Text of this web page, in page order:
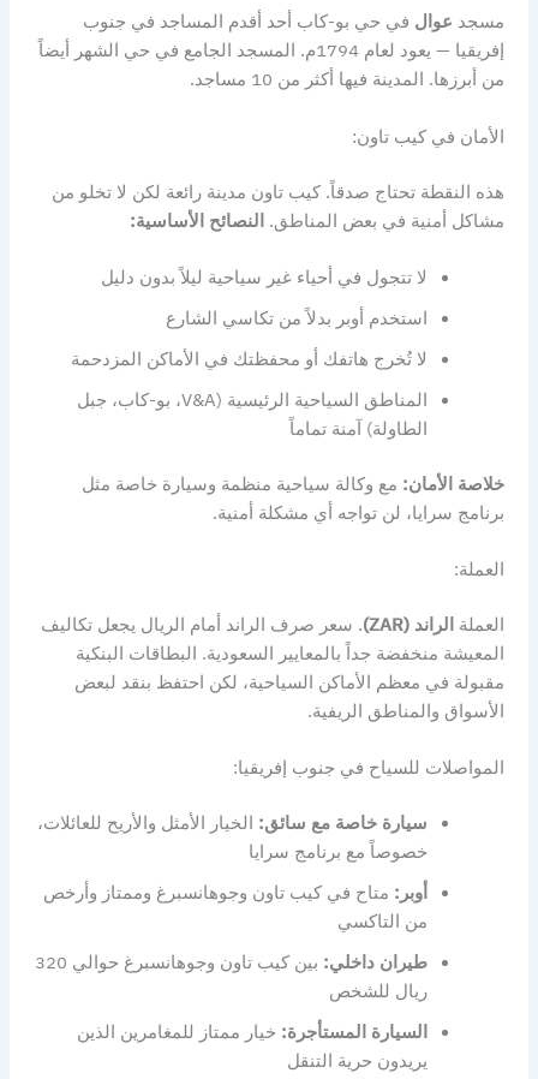
مسجد عوال في حي بو-كاب أحد أقدم المساجد في جنوب
إفريقيا — يعود لعام 1794م. المسجد الجامع في حي الشهر أيضاً
من أبرزها. المدينة فيها أكثر من 10 مساجد.
الأمان في كيب تاون:
هذه النقطة تحتاج صدقاً. كيب تاون مدينة رائعة لكن لا تخلو من
مشاكل أمنية في بعض المناطق. النصائح الأساسية:
لا تتجول في أحياء غير سياحية ليلاً بدون دليل
استخدم أوبر بدلاً من تكاسي الشارع
لا تُخرج هاتفك أو محفظتك في الأماكن المزدحمة
المناطق السياحية الرئيسية (V&A، بو-كاب، جبل
الطاولة) آمنة تماماً
خلاصة الأمان: مع وكالة سياحية منظمة وسيارة خاصة مثل
برنامج سرايا، لن تواجه أي مشكلة أمنية.
العملة:
العملة الراند (ZAR)
. سعر صرف الراند أمام الريال يجعل تكاليف
المعيشة منخفضة جداً بالمعايير السعودية. البطاقات البنكية
مقبولة في معظم الأماكن السياحية، لكن احتفظ بنقد لبعض
الأسواق والمناطق الريفية.
المواصلات للسياح في جنوب إفريقيا:
سيارة خاصة مع سائق: الخيار الأمثل والأريح للعائلات،
خصوصاً مع برنامج سرايا
أوبر: متاح في كيب تاون وجوهانسبرغ وممتاز وأرخص
من التاكسي
طيران داخلي:
بين كيب تاون وجوهانسبرغ حوالي 320
ريال للشخص
السيارة المستأجرة: خيار ممتاز للمغامرين الذين
يريدون حرية التنقل